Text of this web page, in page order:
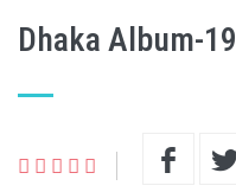
Dhaka Album-